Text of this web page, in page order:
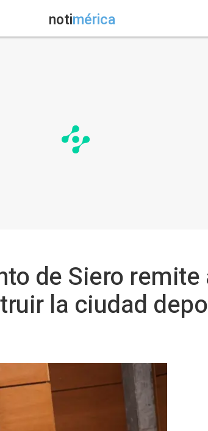
notimérica
de Siero remite
la ciudad